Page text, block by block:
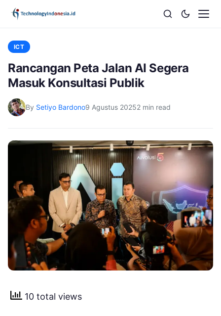
ICT
Rancangan Peta Jalan AI Segera
Masuk Konsultasi Publik
By Setiyo Bardono9 Agustus 20252 min read
10 total views